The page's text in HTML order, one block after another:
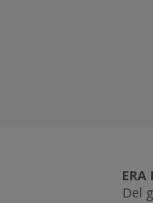
ERA
Del